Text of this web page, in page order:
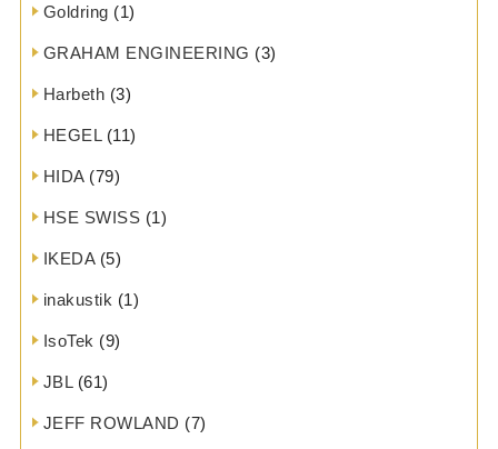
Goldring (1)
GRAHAM ENGINEERING (3)
Harbeth (3)
HEGEL(11)
HIDA(79)
HSE SWISS (1)
IKEDA(5)
inakustik (1)
IsoTek (9)
JBL(61)
JEFF ROWLAND (7)